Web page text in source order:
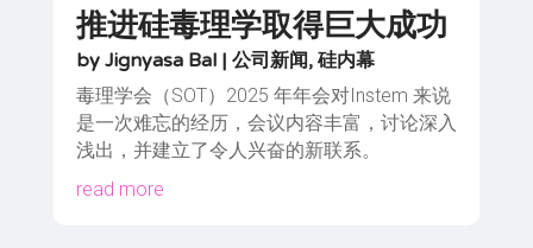
推进硅毒理学取得巨大成功
by Jignyasa Bal| 公司新闻, 硅内幕
毒理学会（SOT）2025 年年会对Instem 来说
是一次难忘的经历，会议内容丰富，讨论深入
浅出，并建立了令人兴奋的新联系。
read more